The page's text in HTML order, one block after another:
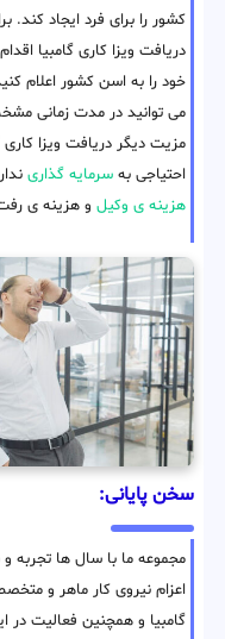
کشور را برای فرد ایجاد کند.
دریافت ویزا کاری گامبیا
خود را به اسن کشور اعلام
می توانید در مدت زمانی
مزیت دیگر دریافت ویزا
احتیاجی به سرمایه گذاری
هزینه ی وکیل و هزینه ی
سخن پایانی:
مجموعه ما با سال ها تجربه و
اعزام نیروی کار ماهر و
گامبیا و همچنین فعالیت